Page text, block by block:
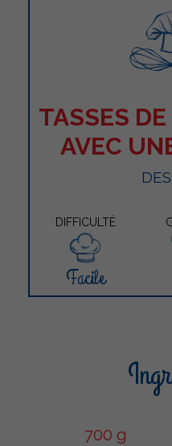
TASSES
AVEC
DIFFICULTÉ
Facile
700 g